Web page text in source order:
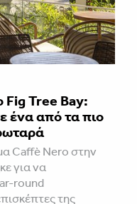
Fig Tree Bay:
ένα από τα πιο
Caffè Nero στην
για να
round
της